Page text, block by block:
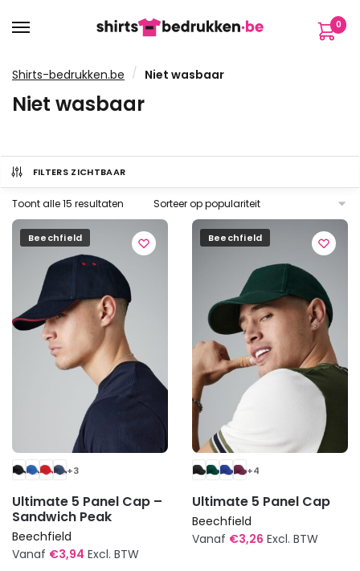
naar
naar
inhoud
0
Shirts-bedrukken.be / Niet wasbaar
Niet wasbaar
FILTERS ZICHTBAAR
Toont alle 15 resultaten Gesorteerd
op
populariteit
Beechfield
+3
Ultimate 5 Panel Cap –
Sandwich Peak
Beechfield
Vanaf €3,94 Excl. BTW
Beechfield
+4
Ultimate 5 Panel Cap
Beechfield
Vanaf €3,26 Excl. BTW